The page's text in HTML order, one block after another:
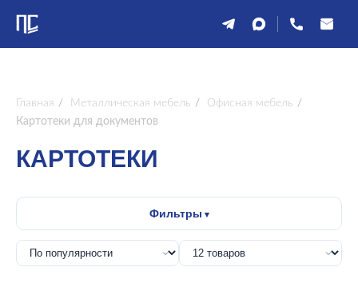
Главная / Металлическая мебель / Офисная мебель /
Картотеки для документов
КАРТОТЕКИ
Фильтры